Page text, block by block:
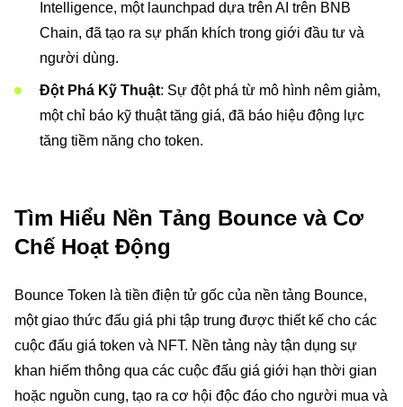
Intelligence, một launchpad dựa trên AI trên BNB
Chain, đã tạo ra sự phấn khích trong giới đầu tư và
người dùng.
Đột Phá Kỹ Thuật: Sự đột phá từ mô hình nêm giảm,
một chỉ báo kỹ thuật tăng giá, đã báo hiệu động lực
tăng tiềm năng cho token.
Tìm Hiểu Nền Tảng Bounce và Cơ
Chế Hoạt Động
Bounce Token là tiền điện tử gốc của nền tảng Bounce,
một giao thức đấu giá phi tập trung được thiết kế cho các
cuộc đấu giá token và NFT. Nền tảng này tận dụng sự
khan hiếm thông qua các cuộc đấu giá giới hạn thời gian
hoặc nguồn cung, tạo ra cơ hội độc đáo cho người mua và